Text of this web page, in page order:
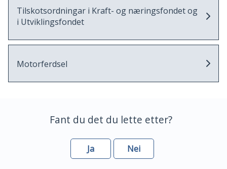
Tilskotsordningar i Kraft- og næringsfondet og
i Utviklingsfondet
Motorferdsel
Fant du det du lette etter?
Ja Nei